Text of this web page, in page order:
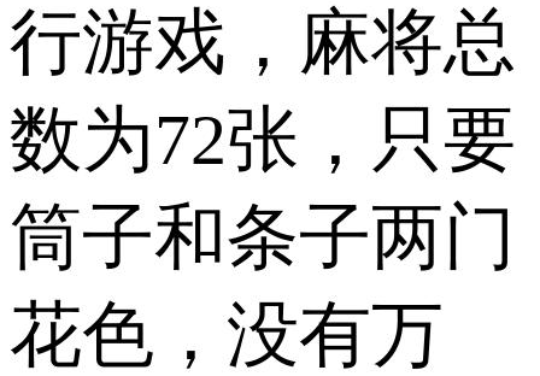
行游戏，麻将总
数为72张，只要
筒子和条子两门
花色，没有万